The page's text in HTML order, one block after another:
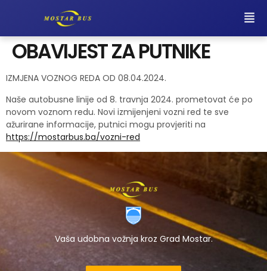
OBAVIJEST ZA PUTNIKE
IZMJENA VOZNOG REDA OD 08.04.2024.
Naše autobusne linije od 8. travnja 2024. prometovat će po
novom voznom redu. Novi izmijenjeni vozni red te sve
ažurirane informacije, putnici mogu provjeriti na
https://mostarbus.ba/vozni-red
Vaša udobna vožnja kroz Grad Mostar.